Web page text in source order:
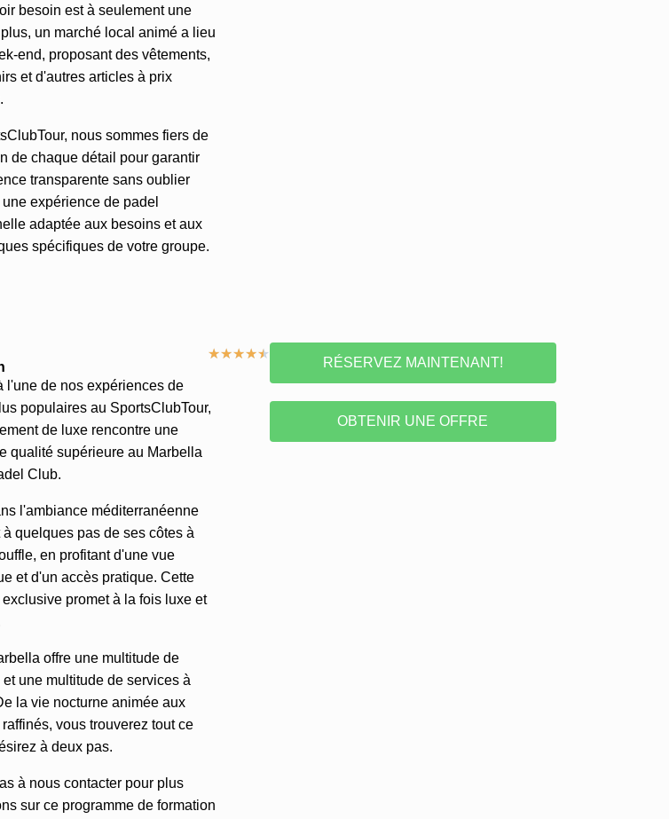
besoin est à seulement une
un marché local animé a lieu
end, proposant des vêtements,
et d'autres articles à prix
nous sommes fiers de
de chaque détail pour garantir
transparente sans oublier
expérience de padel
adaptée aux besoins et aux
spécifiques de votre groupe.
★★★★★
l'une de nos expériences de
populaires au SportsClubTour,
de luxe rencontre une
qualité supérieure au Marbella
Club.
l'ambiance méditerranéenne
à quelques pas de ses côtes à
en profitant d'une vue
et d'un accès pratique. Cette
promet à la fois luxe et
offre une multitude de
une multitude de services à
la vie nocturne animée aux
vous trouverez tout ce
à deux pas.
à nous contacter pour plus
sur ce programme de formation
RÉSERVEZ MAINTENANT!
OBTENIR UNE OFFRE